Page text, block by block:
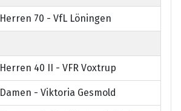
Herren 70 - VfL Löningen
Herren 40 II - VFR Voxtrup
Damen - Viktoria Gesmold